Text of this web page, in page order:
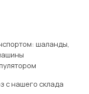
шаланды,
с нашего склада